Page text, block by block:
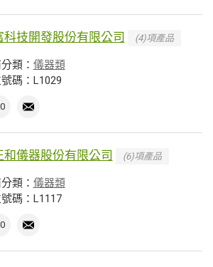
科技開發股份有限公司 (4)項產品
類： 儀器類
碼：L1029
0
和儀器股份有限公司 (6)項產品
類： 儀器類
碼：L1117
0